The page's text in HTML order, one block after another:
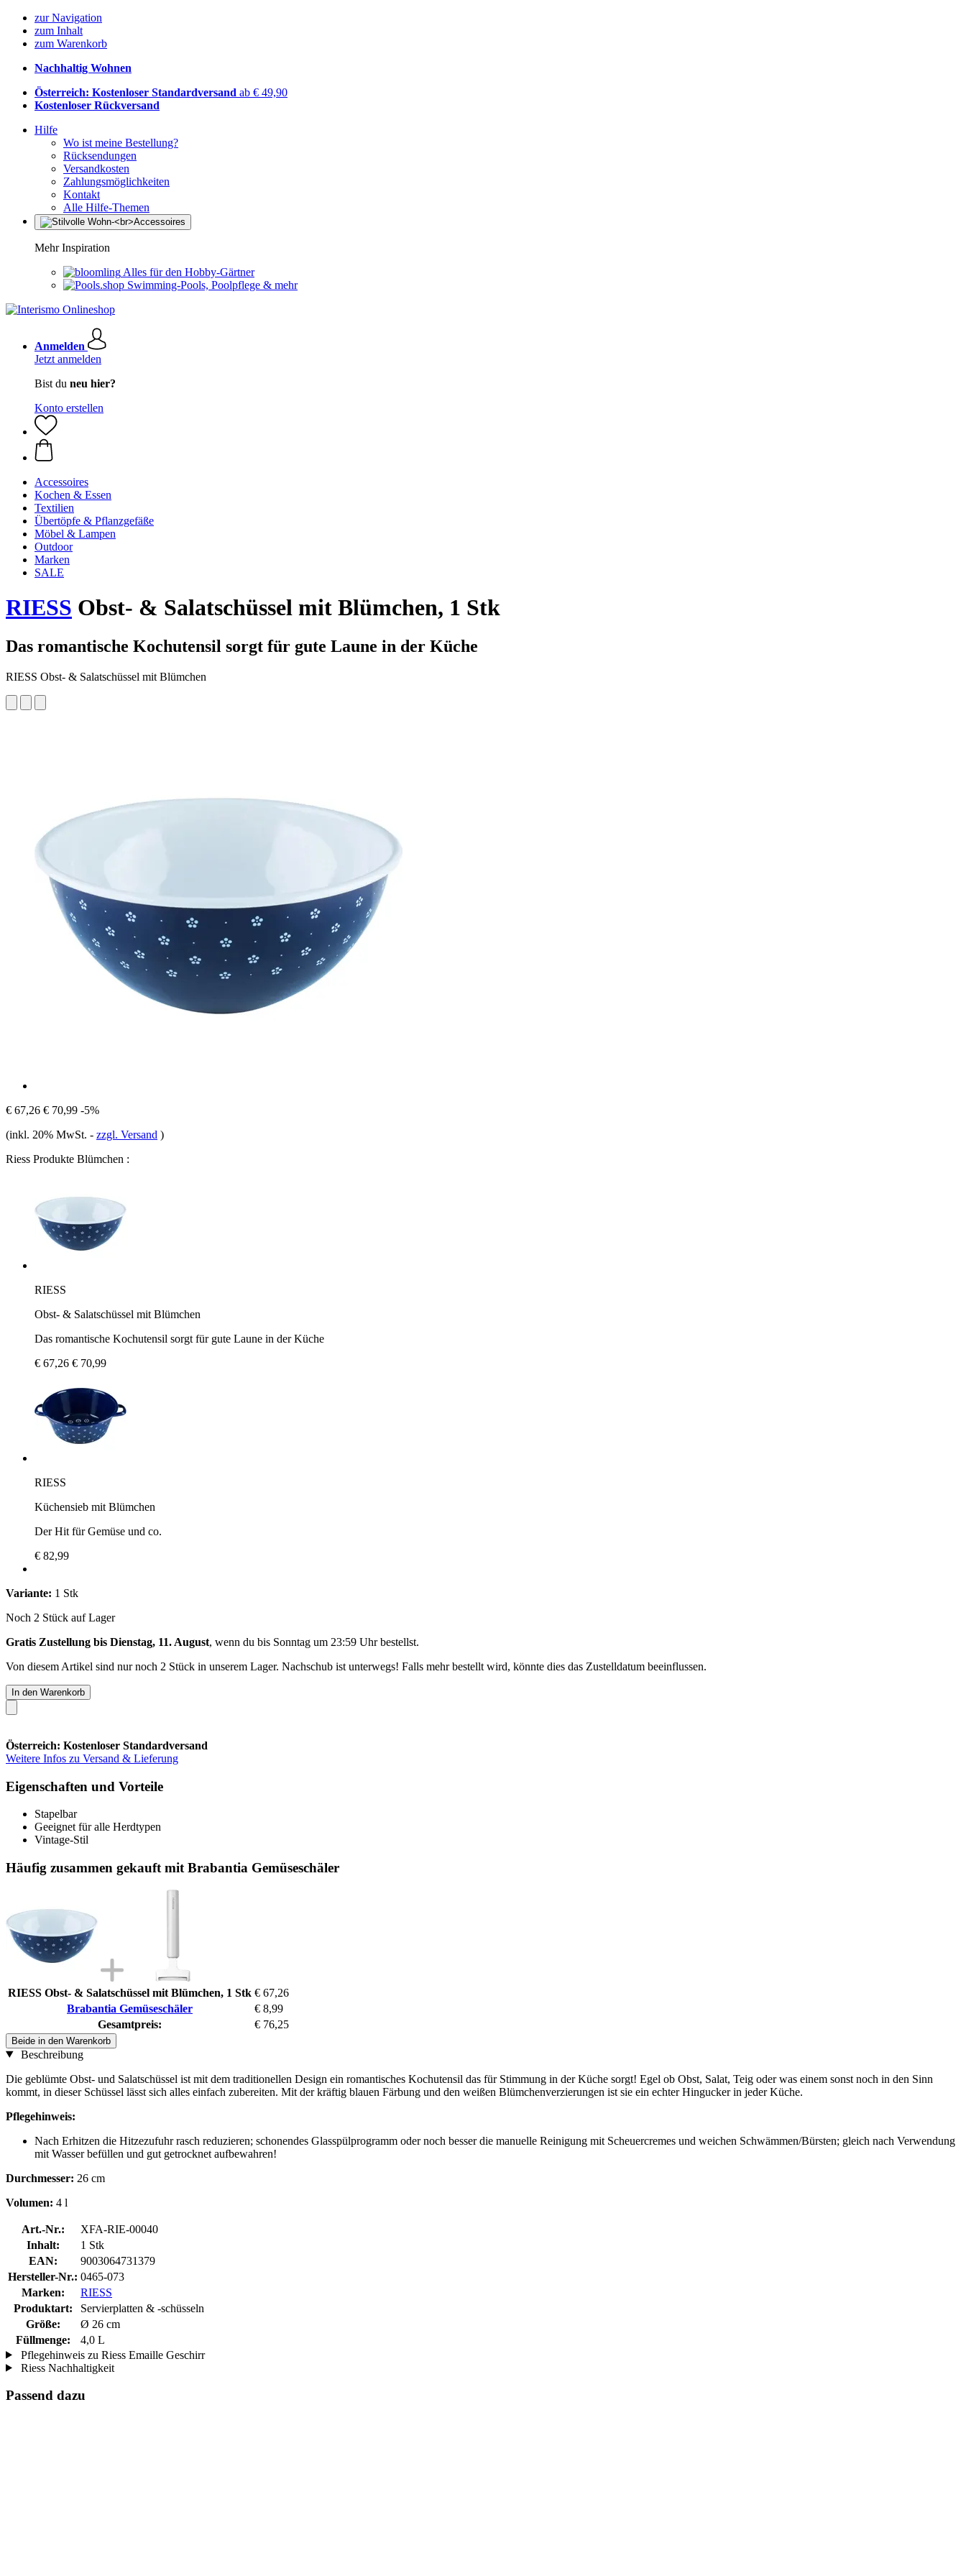
zur Navigation
zum Inhalt
zum Warenkorb
Nachhaltig Wohnen
Österreich: Kostenloser Standardversand ab € 49,90
Kostenloser Rückversand
Hilfe
Wo ist meine Bestellung?
Rücksendungen
Versandkosten
Zahlungsmöglichkeiten
Kontakt
Alle Hilfe-Themen
Mehr Inspiration
Alles für den Hobby-Gärtner
Swimming-Pools, Poolpflege & mehr
Anmelden
Jetzt anmelden
Bist du neu hier?
Konto erstellen
Accessoires
Kochen & Essen
Textilien
Übertöpfe & Pflanzgefäße
Möbel & Lampen
Outdoor
Marken
SALE
RIESS Obst- & Salatschüssel mit Blümchen, 1 Stk
Das romantische Kochutensil sorgt für gute Laune in der Küche
RIESS Obst- & Salatschüssel mit Blümchen
€ 67,26 € 70,99 -5%
(inkl. 20% MwSt. - zzgl. Versand )
Riess Produkte Blümchen :
RIESS
Obst- & Salatschüssel mit Blümchen
Das romantische Kochutensil sorgt für gute Laune in der Küche
€ 67,26 € 70,99
RIESS
Küchensieb mit Blümchen
Der Hit für Gemüse und co.
€ 82,99
Variante: 1 Stk
Noch 2 Stück auf Lager
Gratis Zustellung bis Dienstag, 11. August, wenn du bis Sonntag um 23:59 Uhrbestellst.
Von diesem Artikel sind nur noch 2 Stück in unserem Lager. Nachschub ist unterwegs! Falls mehr bestellt wird, könnte dies das Zustelldatum beeinflussen.
In den Warenkorb
Österreich: Kostenloser Standardversand
Weitere Infos zu Versand & Lieferung
Eigenschaften und Vorteile
Stapelbar
Geeignet für alle Herdtypen
Vintage-Stil
Häufig zusammen gekauft mit Brabantia Gemüseschäler
RIESS Obst- & Salatschüssel mit Blümchen, 1 Stk € 67,26
Brabantia Gemüseschäler
€ 8,99
Gesamtpreis:
€ 76,25
Beide in den Warenkorb
Beschreibung
Die geblümte Obst- und Salatschüssel ist mit dem traditionellen Design ein romantisches Kochutensil das für Stimmung in der Küche sorgt! Egel ob Obst, Salat, Teig oder was einem sonst noch in den Sinn
kommt, in dieser Schüssel lässt sich alles einfach zubereiten. Mit der kräftig blauen Färbung und den weißen Blümchenverzierungen ist sie ein echter Hingucker in jeder Küche.
Pflegehinweis:
Nach Erhitzen die Hitzezufuhr rasch reduzieren; schonendes Glasspülprogramm oder noch besser die manuelle Reinigung mit Scheuercremes und weichen Schwämmen/Bürsten; gleich nach Verwendung
mit Wasser befüllen und gut getrocknet aufbewahren!
Durchmesser: 26 cm
Volumen: 4 l
Art.-Nr.:
XFA-RIE-00040
Inhalt:
1 Stk
EAN:
9003064731379
Hersteller-Nr.: 0465-073
Marken:
RIESS
Produktart:
Servierplatten & -schüsseln
Größe:
Ø 26 cm
Füllmenge:
4,0 L
Pflegehinweis zu Riess Emaille Geschirr
Riess Nachhaltigkeit
Passend dazu